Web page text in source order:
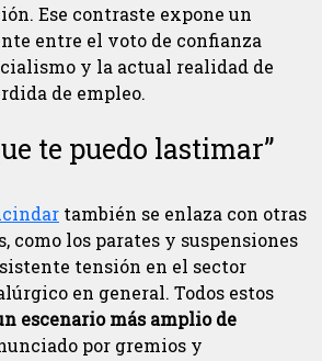
Ese contraste expone un
entre el voto de confianza
y la actual realidad de
de empleo.
te puedo lastimar”
también se enlaza con otras
como los parates y suspensiones
tensión en el sector
en general. Todos estos
escenario más amplio de
por gremios y